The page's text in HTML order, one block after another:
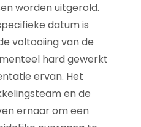
worden uitgerold.
datum is
voltooiing van de
hard gewerkt
ervan. Het
en de
ernaar om een